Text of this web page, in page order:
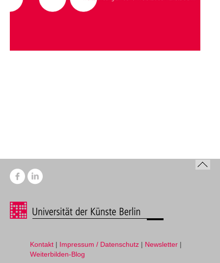
Kontakt | Impressum / Datenschutz | Newsletter |
Weiterbilden-Blog